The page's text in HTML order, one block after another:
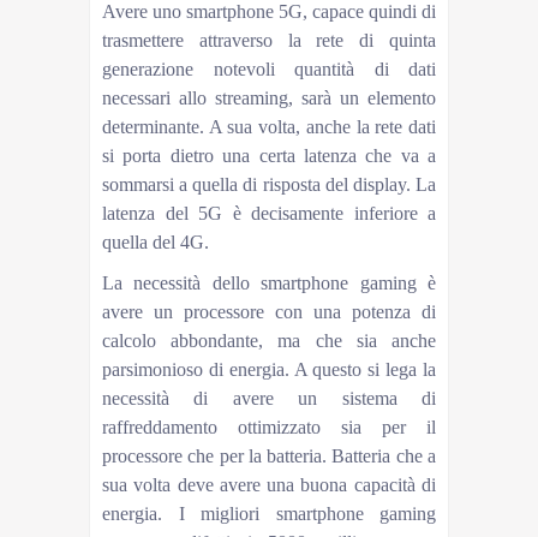
Avere uno smartphone 5G, capace quindi di
trasmettere attraverso la rete di quinta
generazione notevoli quantità di dati
necessari allo streaming, sarà un elemento
determinante. A sua volta, anche la rete dati
si porta dietro una certa latenza che va a
sommarsi a quella di risposta del display. La
latenza del 5G è decisamente inferiore a
quella del 4G.
La necessità dello smartphone gaming è
avere un processore con una potenza di
calcolo abbondante, ma che sia anche
parsimonioso di energia. A questo si lega la
necessità di avere un sistema di
raffreddamento ottimizzato sia per il
processore che per la batteria. Batteria che a
sua volta deve avere una buona capacità di
energia. I migliori smartphone gaming